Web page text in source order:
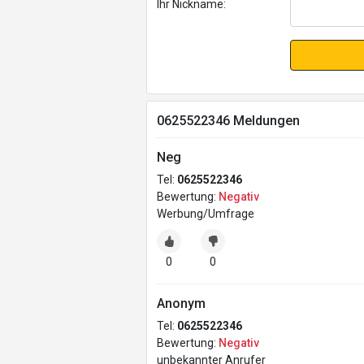
Ihr Nickname:
0625522346 Meldungen
Neg
Tel: 0625522346
Bewertung: Negativ
Werbung/Umfrage
0 0
Anonym
Tel: 0625522346
Bewertung: Negativ
unbekannter Anrufer